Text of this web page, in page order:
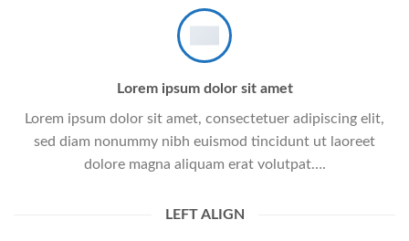
Lorem ipsum dolor sit amet
Lorem ipsum dolor sit amet, consectetuer adipiscing elit,
sed diam nonummy nibh euismod tincidunt ut laoreet
dolore magna aliquam erat volutpat….
LEFT ALIGN